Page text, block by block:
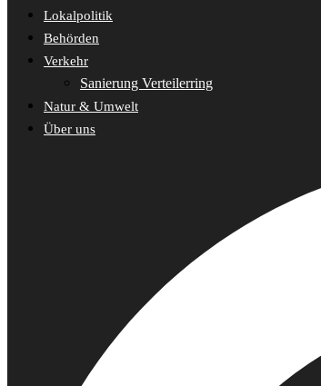
Lokalpolitik
Behörden
Verkehr
Sanierung Verteilerring
Natur & Umwelt
Über uns